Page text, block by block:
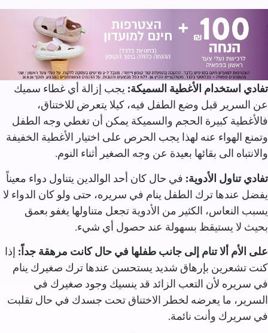
تفادي استخدام الأغطية السميكة: يجب إزالة أي غطاء سميك
عن السرير قبل وضع الطفل فيه، كيلا يتعرض للاختناق،
فالأغطية كبيرة الحجم والسميكة يمكن أن تغطي وجه الطفل
وتمنع الهواء عنه لهذا يجب الحرص على اختيار الأغطية الخفيفة
والانتباه الى بقائها بعيدة عن وجه الصغير أثناء النوم.‏
تفادي تناول الأدوية: في حال كان أحد الوالدين يتناول دواء معيناً
يفضل عندها ترك الطفل ينام في سريره، حتى ولو كان الدواء لا
يسبب النعاس، الكثير من الأدوية تجعل متناولها يغفو بعمق
بحيث لا يستيقظ بسهولة عند حصول أي شيء.‏
على الأم ألا تنام إلى جانب طفلها في حال كانت مرهقة جداً: إذا
كنت تشعرين بإرهاق شديد يستحسن عندها ترك صغيرك ينام
في سريره لأن التعب الزائد قد ينسيك وجود صغيرك في
السرير، ما يعرضه لخطر الاختناق تحت جسدك في حال تقلبت
في سريرك وأنت نائمة.‏